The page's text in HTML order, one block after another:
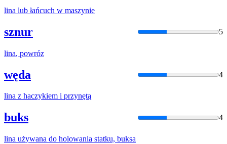
lina lub łańcuch w maszynie
sznur 5
lina, powróz
węda 4
lina z haczykiem i przynętą
buks 4
lina używana do holowania statku, buksa